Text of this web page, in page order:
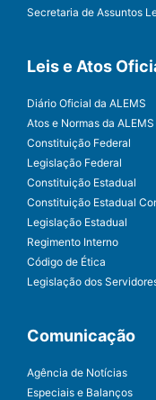
Secretaria de Assuntos
Leis e Atos
Diário Oficial da ALEMS
Atos e Normas da ALEMS
Constituição Federal
Legislação Federal
Constituição Estadual
Constituição Estadual
Legislação Estadual
Regimento Interno
Código de Ética
Legislação dos
Comunicação
Agência de Notícias
Especiais e Balanços